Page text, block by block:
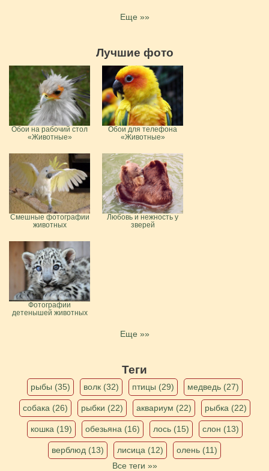
Еще »»
Лучшие фото
Обои на рабочий стол
«Животные»
Обои для телефона
«Животные»
Смешные фотографии
животных
Любовь и нежность у
зверей
Фотографии
детенышей животных
Еще »»
Теги
рыбы (35) волк (32) птицы (29) медведь (27)
собака (26) рыбки (22) аквариум (22) рыбка (22)
кошка (19) обезьяна (16) лось (15) слон (13)
верблюд (13) лисица (12)
олень (11)
Все теги »»